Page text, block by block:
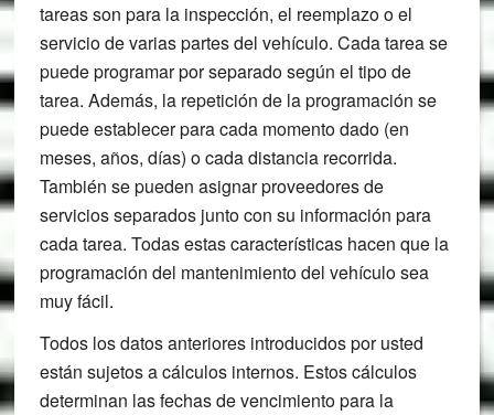
tareas son para la inspección, el reemplazo o el
servicio de varias partes del vehículo. Cada tarea se
puede programar por separado según el tipo de
tarea. Además, la repetición de la programación se
puede establecer para cada momento dado (en
meses, años, días) o cada distancia recorrida.
También se pueden asignar proveedores de
servicios separados junto con su información para
cada tarea. Todas estas características hacen que la
programación del mantenimiento del vehículo sea
muy fácil.
Todos los datos anteriores introducidos por usted
están sujetos a cálculos internos. Estos cálculos
determinan las fechas de vencimiento para la